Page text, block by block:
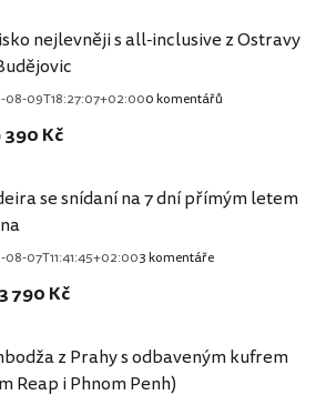
nejlevněji s all-inclusive z Ostravy
08-09T18:27:07+02:000 komentářů
390 Kč
se snídaní na 7 dní přímým letem
07T11:41:45+02:003 komentáře
790 Kč
z Prahy s odbaveným kufrem
Reap i Phnom Penh)